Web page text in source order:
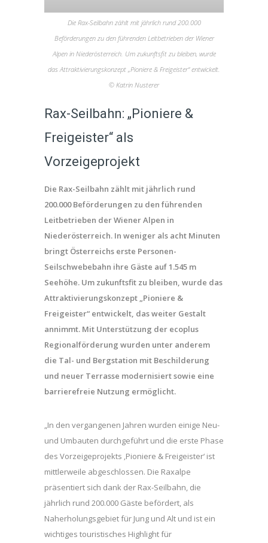
Die Rax-Seilbahn zählt mit jährlich rund 200.000
Beförderungen zu den führenden Leitbetrieben der Wiener
Alpen in Niederösterreich. Um zukunftsfit zu bleiben, wurde
das Attraktivierungskonzept „Pioniere & Freigeister“ entwickelt.
© Katrin Nusterer
Rax-Seilbahn: „Pioniere &
Freigeister“ als
Vorzeigeprojekt
Die Rax-Seilbahn zählt mit jährlich rund
200.000 Beförderungen zu den führenden
Leitbetrieben der Wiener Alpen in
Niederösterreich. In weniger als acht Minuten
bringt Österreichs erste Personen-
Seilschwebebahn ihre Gäste auf 1.545 m
Seehöhe. Um zukunftsfit zu bleiben, wurde das
Attraktivierungskonzept „Pioniere &
Freigeister“ entwickelt, das weiter Gestalt
annimmt. Mit Unterstützung der ecoplus
Regionalförderung wurden unter anderem
die Tal- und Bergstation mit Beschilderung
und neuer Terrasse modernisiert sowie eine
barrierefreie Nutzung ermöglicht.
„In den vergangenen Jahren wurden einige Neu-
und Umbauten durchgeführt und die erste Phase
des Vorzeigeprojekts ‚Pioniere & Freigeister‘ ist
mittlerweile abgeschlossen. Die Raxalpe
präsentiert sich dank der Rax-Seilbahn, die
jährlich rund 200.000 Gäste befördert, als
Naherholungsgebiet für Jung und Alt und ist ein
wichtiges touristisches Highlight für